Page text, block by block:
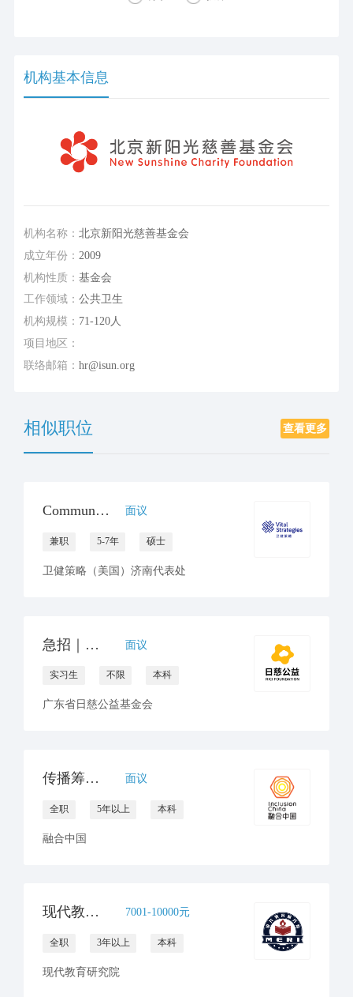
机构基本信息
机构名称： 北京新阳光慈善基金会
成立年份： 2009
机构性质： 基金会
工作领域： 公共卫生
机构规模： 71-120人
项目地区：
联络邮箱： hr@isun.org
相似职位 查看更多
Communications Consultant 面议
兼职 5-7年 硕士
卫健策略（美国）济南代表处
急招｜公益项目设计&运营实习生（线上协作） 面议
实习生 不限 本科
广东省日慈公益基金会
传播筹款总监 面议
全职 5年以上 本科
融合中国
现代教育研究院招聘新媒体运营（全职1人，实习生1人） 7001-10000元
全职 3年以上 本科
现代教育研究院